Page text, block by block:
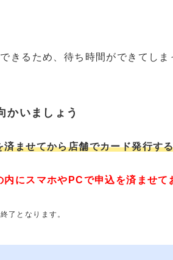
きるため、待ち時間ができてし
かいましょう
済ませてから店舗でカード発行す
内にスマホやPCで申込を済ませて
了となります。